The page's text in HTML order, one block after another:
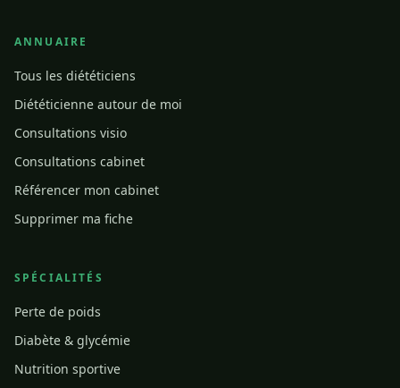
ANNUAIRE
Tous les diététiciens
Diététicienne autour de moi
Consultations visio
Consultations cabinet
Référencer mon cabinet
Supprimer ma fiche
SPÉCIALITÉS
Perte de poids
Diabète & glycémie
Nutrition sportive